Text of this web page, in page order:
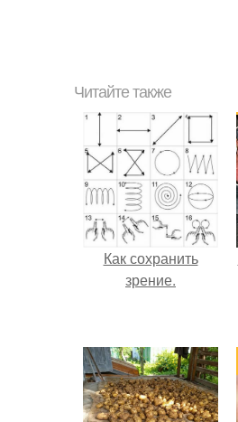
Читайте также
Как сохранить
зрение.